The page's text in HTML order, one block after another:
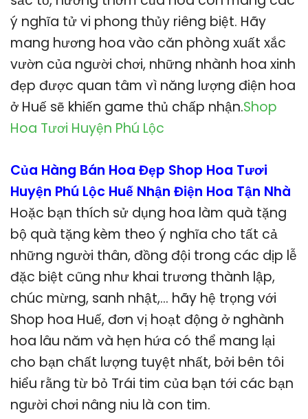
ý nghĩa tử vi phong thủy riêng biệt. Hãy
mang hương hoa vào căn phòng xuất xắc
vườn của người chơi, những nhành hoa xinh
đẹp được quan tâm vì năng lượng điện hoa
ở Huế sẽ khiến game thủ chấp nhận.Shop
Hoa Tươi Huyện Phú Lộc
Của Hàng Bán Hoa Đẹp Shop Hoa Tươi
Huyện Phú Lộc Huế Nhận Điện Hoa Tận Nhà
Hoặc bạn thích sử dụng hoa làm quà tặng
bộ quà tặng kèm theo ý nghĩa cho tất cả
những người thân, đồng đội trong các dịp lễ
đặc biệt cũng như khai trương thành lập,
chúc mừng, sanh nhật,… hãy hệ trọng với
Shop hoa Huế, đơn vị hoạt động ở nghành
hoa lâu năm và hẹn hứa có thể mang lại
cho bạn chất lượng tuyệt nhất, bởi bên tôi
hiểu rằng từ bỏ Trái tim của bạn tới các bạn
người chơi nâng niu là con tim.